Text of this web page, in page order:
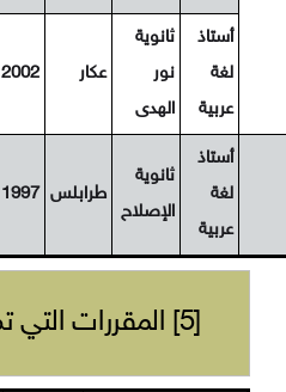
أستاذ
لغة
عربية
ثانوية
نور
الهدى
عكار 2002
أستاذ
لغة
عربية
ثانوية
الإصلاح
طرابلس 1997
[5] المقررات التي تم تدريسها: